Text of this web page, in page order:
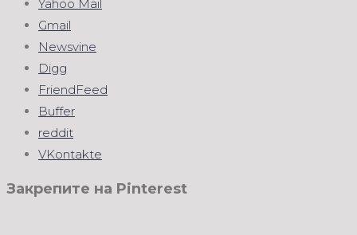
Yahoo Mail
Gmail
Newsvine
Digg
FriendFeed
Buffer
reddit
VKontakte
Закрепите на Pinterest